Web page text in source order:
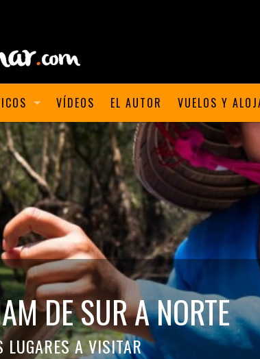
VÍDEOS EL AUTOR VUELOS Y
DE SUR A NORTE
A VISITAR